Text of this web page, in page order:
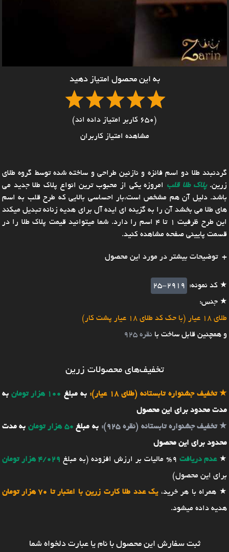
به این محصول امتیاز دهید
(650 کاربر امتیاز داده اند)
مشاهده امتیاز کاربران
گردنبند طلا دو اسم فائزه و نازنین طراحی و ساخته شده توسط گروه طلای
زرین.پلاک طلا قلب امروزه یکی از محبوب ترین انواع پلاک طلا جدید می
باشد. دلیل آن هم مشخص است،بار احساسی بالایی که طرح قلب به اسم
های طلا می بخشد آن را به گزینه ای ایده آل برای هدیه زنانه تبدیل میکند
این طرح ظرفیت 1 تا 4 اسم را دارد. شما میتوانید قیمت پلاک طلا را در
قسمت پایینی صفحه مشاهده کنید.
توضیحات بیشتر در مورد این محصول
★ کد نمونه:
25-2919
★ جنس:
طلای 18 عیار (با حک کد طلای 18 عیار پشت کار)
و همچنین قابل ساخت با نقره 925
تخفیف‌های محصولات زرین
★تخفیف جشنواره تابستانه (طلای 18 عیار): به مبلغ 100 هزار تومان
به
مدت محدود برای این محصول
★تخفیف جشنواره تابستانه (نقره 925): به مبلغ 50 هزار تومان
به مدت
محدود برای این محصول
★عدم دریافت 9% مالیات بر ارزش افزوده (به مبلغ
4/029 هزار تومان
برای این محصول)
★ همراه با هر خرید،یک عدد طلا کارت زرین با اعتبار تا 70 هزار تومان
هدیه داده میشود.
ثبت سفارش این محصول با نام یا عبارت دلخواه شما